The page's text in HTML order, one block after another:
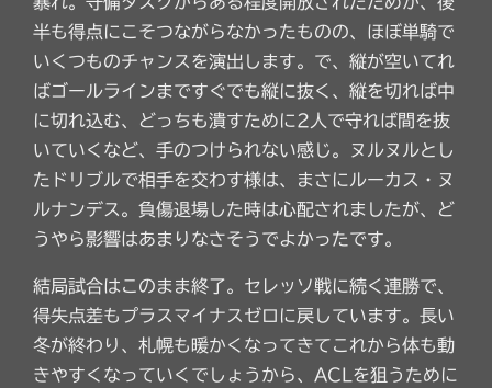
半も得点にこそつながらなかったものの、ほぼ単騎で
いくつものチャンスを演出します。で、縦が空いてれ
ばゴールラインまですぐでも縦に抜く、縦を切れば中
に切れ込む、どっちも潰すために2人で守れば間を抜
いていくなど、手のつけられない感じ。ヌルヌルとし
たドリブルで相手を交わす様は、まさにルーカス・ヌ
ルナンデス。負傷退場した時は心配されましたが、ど
うやら影響はあまりなさそうでよかったです。
結局試合はこのまま終了。セレッソ戦に続く連勝で、
得失点差もプラスマイナスゼロに戻しています。長い
冬が終わり、札幌も暖かくなってきてこれから体も動
きやすくなっていくでしょうから、ACLを狙うために